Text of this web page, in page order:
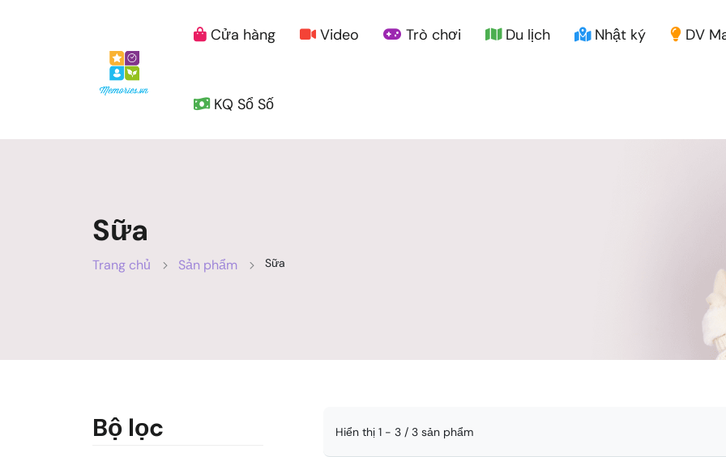
Cửa hàng Video Trò chơi Du lịch Nhật ký DV
KQ Sổ Số
Sữa
Trang chủ Sản phẩm Sữa
Hiển thị 1 - 3 / 3 sản phẩm
Bộ lọc